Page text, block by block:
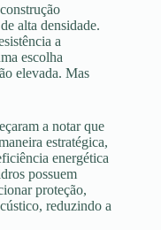
alta densidade.
a
escolha
elevada. Mas
a notar que
estratégica,
energética
possuem
proteção,
reduzindo a